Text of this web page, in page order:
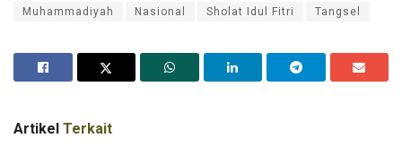
Muhammadiyah Nasional Sholat Idul Fitri Tangsel
Artikel Terkait